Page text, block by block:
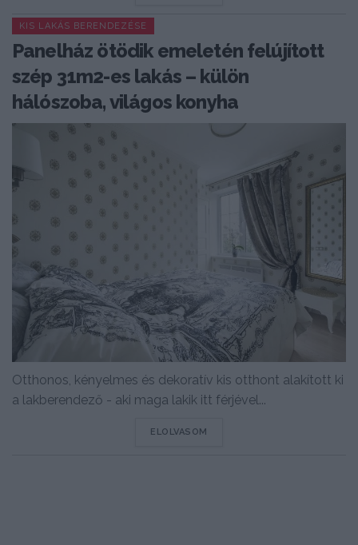
KIS LAKÁS BERENDEZÉSE
Panelház ötödik emeletén felújított
szép 31m2-es lakás – külön
hálószoba, világos konyha
Otthonos, kényelmes és dekoratív kis otthont alakított ki
a lakberendező - aki maga lakik itt férjével...
ELOLVASOM